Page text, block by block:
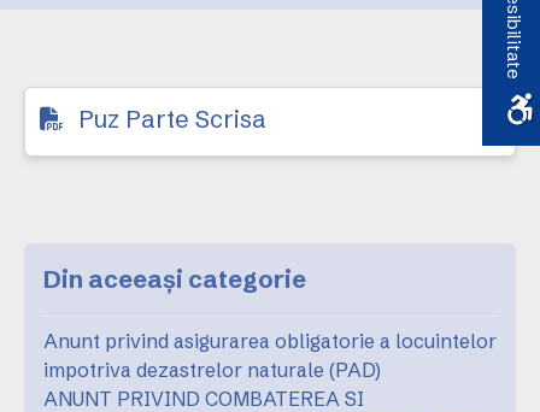
Puz Parte Scrisa
Din aceeași categorie
Anunt privind asigurarea obligatorie a locuintelor
impotriva dezastrelor naturale (PAD)
ANUNT PRIVIND COMBATEREA SI